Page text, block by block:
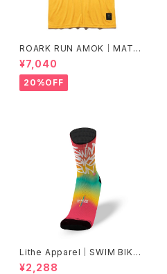
ROARK RUN AMOK｜MATHI
S CORE SS col.SUNBURST
¥7,040
20%OFF
Lithe Apparel｜SWIM BIKE
RUN [COLOR]
¥2,288